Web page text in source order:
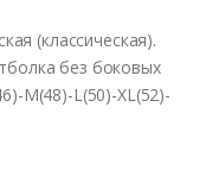
(классическая).
без боковых
M(48)-L(50)-XL(52)-